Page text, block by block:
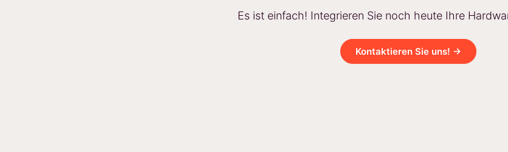
Es ist einfach! Integrieren Sie noch heute Ihre
Kontaktieren Sie uns! →